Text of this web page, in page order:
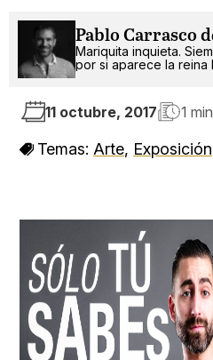
Pablo Carrasco
Mariquita inquieta.
por si aparece la reina
11 octubre, 2017 1
Temas: Arte, Exposición